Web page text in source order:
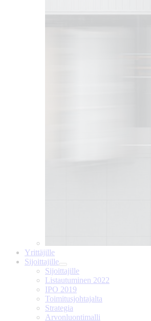
Yrittäjille
Sijoittajille
Sijoittajille
Listautuminen 2022
IPO 2019
Toimitusjohtajalta
Strategia
Arvonluontimalli